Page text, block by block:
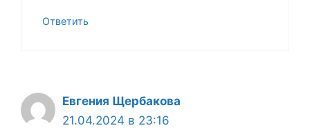
Ответить
Евгения Щербакова
21.04.2024 в 23:16